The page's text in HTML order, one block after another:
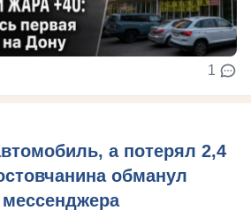
1
а потерял 2,4
обманул